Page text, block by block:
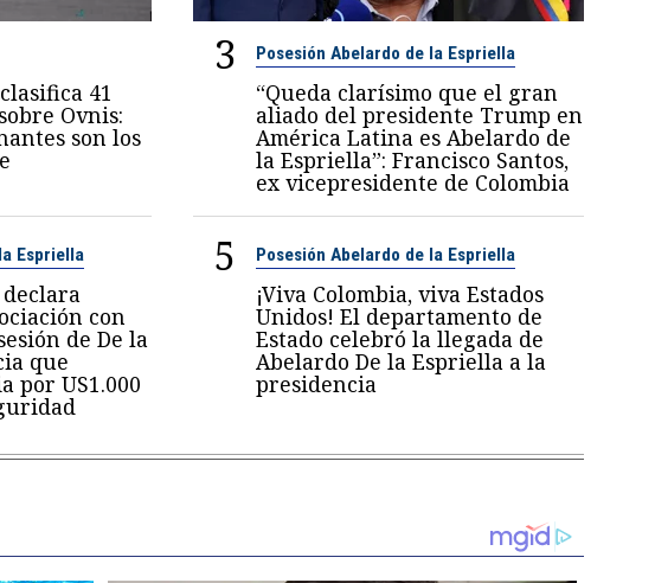
41
Ovnis:
son los
3 Posesión Abelardo de la Espriella
“Queda clarísimo que el gran
aliado del presidente Trump en
América Latina es Abelardo de
la Espriella”: Francisco Santos,
ex vicepresidente de Colombia
Espriella
con
de De la
que
por US1.000
5 Posesión Abelardo de la Espriella
¡Viva Colombia, viva Estados
Unidos! El departamento de
Estado celebró la llegada de
Abelardo De la Espriella a la
presidencia